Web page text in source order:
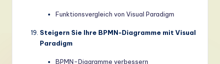
Funktionsvergleich von Visual Paradigm
Steigern Sie Ihre BPMN-Diagramme mit Visual
Paradigm
BPMN-Diagramme verbessern